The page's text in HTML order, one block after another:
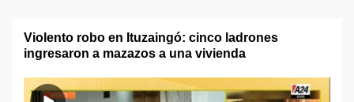
Violento robo en Ituzaingó: cinco ladrones
ingresaron a mazazos a una vivienda